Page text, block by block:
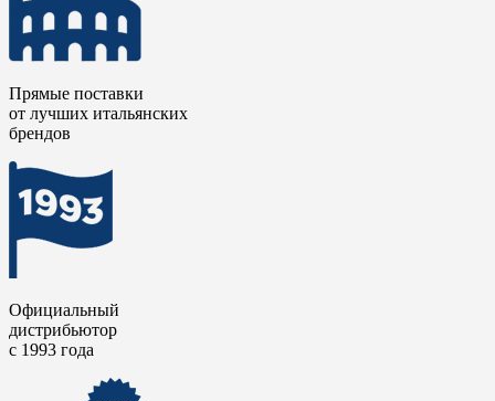
нейтральными тонами от белого до антрацита, которые
прекрасно сочетаются между собой. Серия дополнена яркими
элементами в стиле «Печворк» и стилизованными
мозаичными плашками в виде вытянутых ромбов. Такое
разнообразие позволяет комбинировать плитку с другими
коллекциямифабрики Mirage
выразительными дизайнерские и интерьерные решения.
Прямые поставки
от лучших итальянских
брендов
Официальный
дистрибьютор
с 1993 года